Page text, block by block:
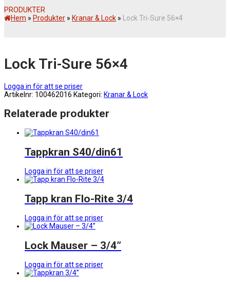
PRODUKTER
Hem » Produkter » Kranar & Lock » Lock Tri-Sure 56×4
Lock Tri-Sure 56×4
Logga in för att se priser
Artikelnr: 100462016 Kategori: Kranar & Lock
Relaterade produkter
Tappkran S40/din61
Logga in för att se priser
Tapp kran Flo-Rite 3/4
Logga in för att se priser
Lock Mauser – 3/4”
Logga in för att se priser